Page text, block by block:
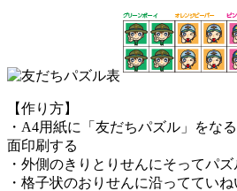
【作り方】
・A4用紙に「友だちパズル」をな
面印刷する
・外側のきりとりせんにそってパ
・格子状のおりせんに沿っててい